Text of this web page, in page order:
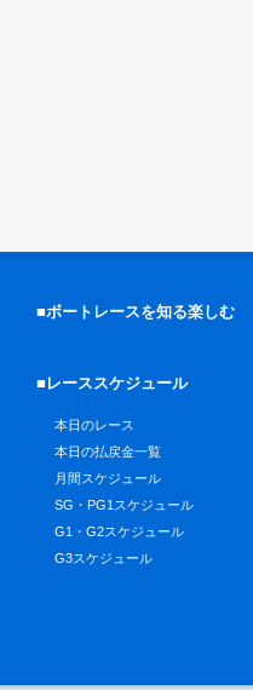
■ボートレースを知る楽しむ
■レーススケジュール
本日のレース
本日の払戻金一覧
月間スケジュール
SG・PG1スケジュール
G1・G2スケジュール
G3スケジュール